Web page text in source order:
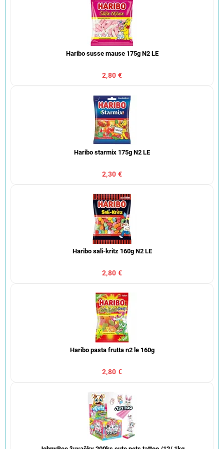
Haribo susse mause 175g N2 LE
2,80 €
Haribo starmix 175g N2 LE
2,30 €
Haribo sali-kritz 160g N2 LE
2,80 €
Haribo pasta frutta n2 le 160g
2,80 €